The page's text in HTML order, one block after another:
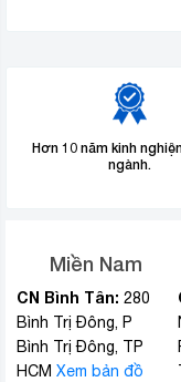
Hơn 10 năm kinh
ngành.
Miền Nam
CN Bình Tân: 280
Bình Trị Đông, P
Bình Trị Đông, TP
HCM Xem bản đồ